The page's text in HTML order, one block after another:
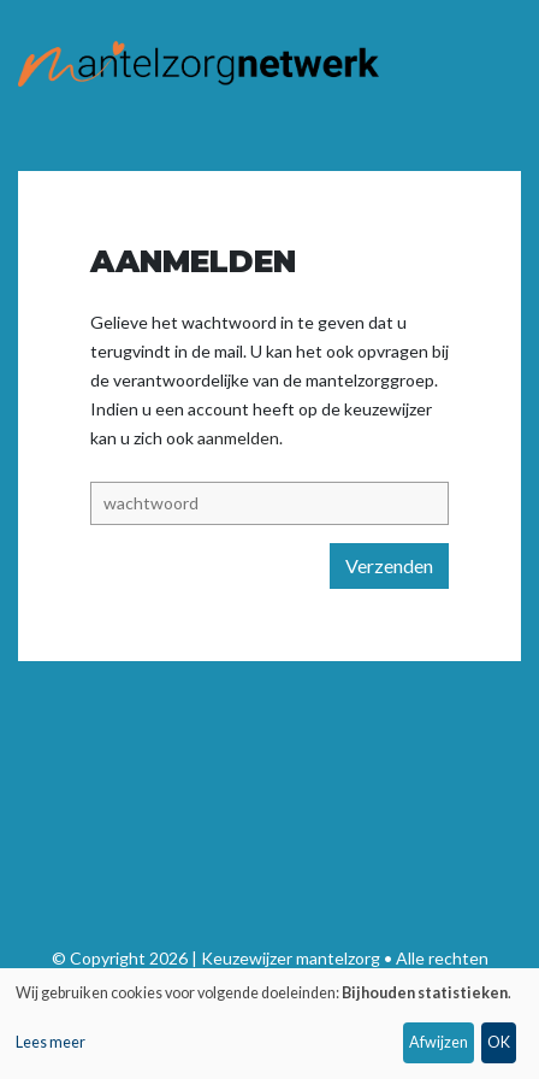
AANMELDEN
Gelieve het wachtwoord in te geven dat u
terugvindt in de mail. U kan het ook opvragen bij
de verantwoordelijke van de mantelzorggroep.
Indien u een account heeft op de keuzewijzer
kan u zich ookaanmelden.
Verzenden
© Copyright 2026 | Keuzewijzer mantelzorg • Alle rechten
voorbehouden
Wij gebruiken cookies voor volgende doeleinden: Bijhouden statistieken.
Lees meer Afwijzen OK